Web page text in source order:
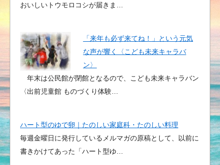
おいしいトウモロコシが届きま…
「来年も必ず来てね！」という元気
な声が響く〈こども未来キャラバ
ン〉
年末は公民館が閉館となるので、こども未来キャラバン
〈出前児童館 ものづくり体験…
ハート型のゆで卵｜たのしい家庭科・たのしい料理
毎週金曜日に発行しているメルマガの原稿として、以前に
書きかけてあった「ハート型ゆ…